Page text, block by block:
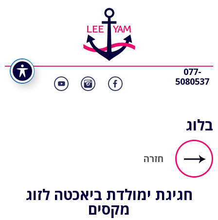
077-
5080537
בלוג
חזרה
חגיגת ימולדת ביאכטה לזוג
מקסים